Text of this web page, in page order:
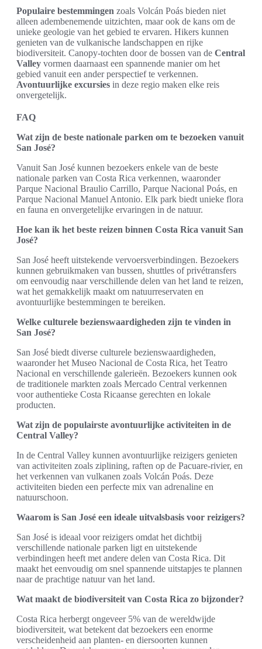
Populaire bestemmingen zoals Volcán Poás bieden niet
alleen adembenemende uitzichten, maar ook de kans om de
unieke geologie van het gebied te ervaren. Hikers kunnen
genieten van de vulkanische landschappen en rijke
biodiversiteit. Canopy-tochten door de bossen van de Central
Valley vormen daarnaast een spannende manier om het
gebied vanuit een ander perspectief te verkennen.
Avontuurlijke excursies in deze regio maken elke reis
onvergetelijk.
FAQ
Wat zijn de beste nationale parken om te bezoeken vanuit
San José?
Vanuit San José kunnen bezoekers enkele van de beste
nationale parken van Costa Rica verkennen, waaronder
Parque Nacional Braulio Carrillo, Parque Nacional Poás, en
Parque Nacional Manuel Antonio. Elk park biedt unieke flora
en fauna en onvergetelijke ervaringen in de natuur.
Hoe kan ik het beste reizen binnen Costa Rica vanuit San
José?
San José heeft uitstekende vervoersverbindingen. Bezoekers
kunnen gebruikmaken van bussen, shuttles of privétransfers
om eenvoudig naar verschillende delen van het land te reizen,
wat het gemakkelijk maakt om natuurreservaten en
avontuurlijke bestemmingen te bereiken.
Welke culturele bezienswaardigheden zijn te vinden in
San José?
San José biedt diverse culturele bezienswaardigheden,
waaronder het Museo Nacional de Costa Rica, het Teatro
Nacional en verschillende galerieën. Bezoekers kunnen ook
de traditionele markten zoals Mercado Central verkennen
voor authentieke Costa Ricaanse gerechten en lokale
producten.
Wat zijn de populairste avontuurlijke activiteiten in de
Central Valley?
In de Central Valley kunnen avontuurlijke reizigers genieten
van activiteiten zoals ziplining, raften op de Pacuare-rivier, en
het verkennen van vulkanen zoals Volcán Poás. Deze
activiteiten bieden een perfecte mix van adrenaline en
natuurschoon.
Waarom is San José een ideale uitvalsbasis voor reizigers?
San José is ideaal voor reizigers omdat het dichtbij
verschillende nationale parken ligt en uitstekende
verbindingen heeft met andere delen van Costa Rica. Dit
maakt het eenvoudig om snel spannende uitstapjes te plannen
naar de prachtige natuur van het land.
Wat maakt de biodiversiteit van Costa Rica zo bijzonder?
Costa Rica herbergt ongeveer 5% van de wereldwijde
biodiversiteit, wat betekent dat bezoekers een enorme
verscheidenheid aan planten- en diersoorten kunnen